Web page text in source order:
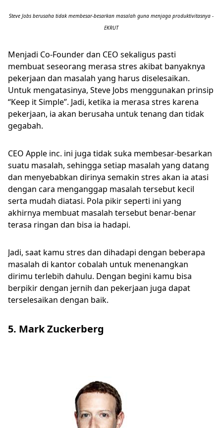
Steve Jobs berusaha tidak membesar-besarkan masalah guna menjaga produktivitasnya -
EKRUT
Menjadi Co-Founder dan CEO sekaligus pasti
membuat seseorang merasa stres akibat banyaknya
pekerjaan dan masalah yang harus diselesaikan.
Untuk mengatasinya, Steve Jobs menggunakan prinsip
“Keep it Simple”. Jadi, ketika ia merasa stres karena
pekerjaan, ia akan berusaha untuk tenang dan tidak
gegabah.
CEO Apple inc. ini juga tidak suka membesar-besarkan
suatu masalah, sehingga setiap masalah yang datang
dan menyebabkan dirinya semakin stres akan ia atasi
dengan cara menganggap masalah tersebut kecil
serta mudah diatasi. Pola pikir seperti ini yang
akhirnya membuat masalah tersebut benar-benar
terasa ringan dan bisa ia hadapi.
Jadi, saat kamu stres dan dihadapi dengan beberapa
masalah di kantor cobalah untuk menenangkan
dirimu terlebih dahulu. Dengan begini kamu bisa
berpikir dengan jernih dan pekerjaan juga dapat
terselesaikan dengan baik.
5. Mark Zuckerberg